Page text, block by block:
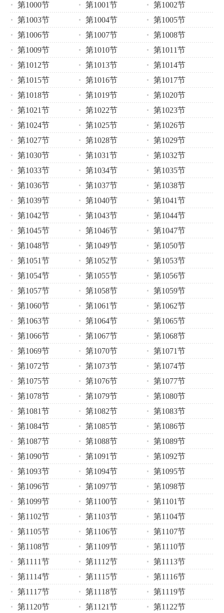
第1000节
第1001节
第1002节
第1003节
第1004节
第1005节
第1006节
第1007节
第1008节
第1009节
第1010节
第1011节
第1012节
第1013节
第1014节
第1015节
第1016节
第1017节
第1018节
第1019节
第1020节
第1021节
第1022节
第1023节
第1024节
第1025节
第1026节
第1027节
第1028节
第1029节
第1030节
第1031节
第1032节
第1033节
第1034节
第1035节
第1036节
第1037节
第1038节
第1039节
第1040节
第1041节
第1042节
第1043节
第1044节
第1045节
第1046节
第1047节
第1048节
第1049节
第1050节
第1051节
第1052节
第1053节
第1054节
第1055节
第1056节
第1057节
第1058节
第1059节
第1060节
第1061节
第1062节
第1063节
第1064节
第1065节
第1066节
第1067节
第1068节
第1069节
第1070节
第1071节
第1072节
第1073节
第1074节
第1075节
第1076节
第1077节
第1078节
第1079节
第1080节
第1081节
第1082节
第1083节
第1084节
第1085节
第1086节
第1087节
第1088节
第1089节
第1090节
第1091节
第1092节
第1093节
第1094节
第1095节
第1096节
第1097节
第1098节
第1099节
第1100节
第1101节
第1102节
第1103节
第1104节
第1105节
第1106节
第1107节
第1108节
第1109节
第1110节
第1111节
第1112节
第1113节
第1114节
第1115节
第1116节
第1117节
第1118节
第1119节
第1120节
第1121节 第1122节